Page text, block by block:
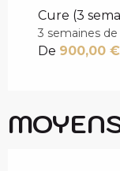
Cure (3
3 semaines
De 900,00 €